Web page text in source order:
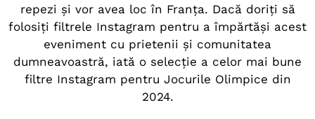
repezi și vor avea loc în Franța. Dacă doriți să
folosiți filtrele Instagram pentru a împărtăși acest
eveniment cu prietenii și comunitatea
dumneavoastră, iată o selecție a celor mai bune
filtre Instagram pentru Jocurile Olimpice din
2024.